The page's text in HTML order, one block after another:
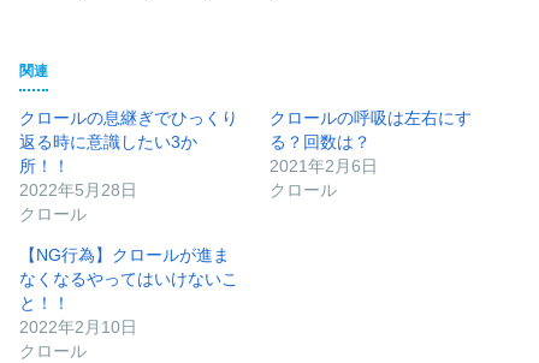
関連
クロールの息継ぎでひっくり
返る時に意識したい3か
所！！
2022年5月28日
クロール
クロールの呼吸は左右にす
る？回数は？
2021年2月6日
クロール
【NG行為】クロールが進ま
なくなるやってはいけないこ
と！！
2022年2月10日
クロール